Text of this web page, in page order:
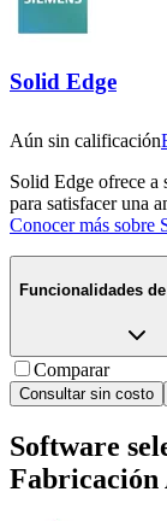
Solid Edge
Aún sin calificación
Solid Edge ofrece a
para satisfacer una
Conocer más sobre
Funcionalidades de
Comparar
Consultar sin costo
Software
Fabricación